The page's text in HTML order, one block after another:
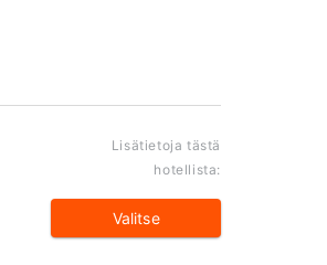
Lisätietoja tästä
hotellista:
Valitse